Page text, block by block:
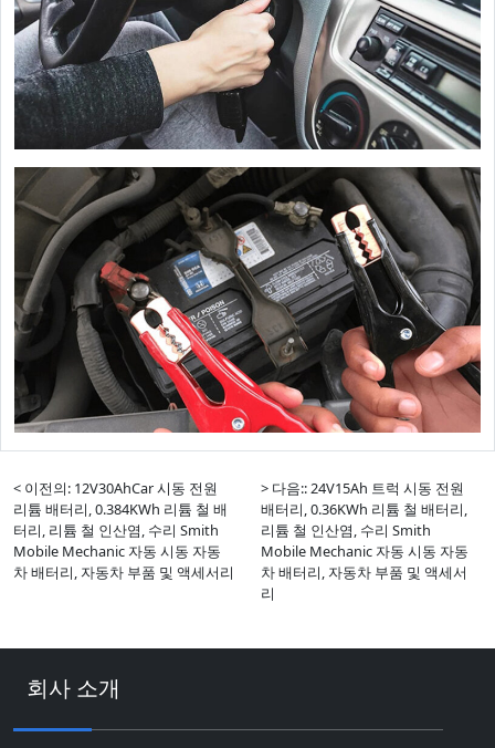
< 이전의: 12V30AhCar 시동 전원
리튬 배터리, 0.384KWh 리튬 철 배
터리, 리튬 철 인산염, 수리 Smith
Mobile Mechanic 자동 시동 자동
차 배터리, 자동차 부품 및 액세서리
> 다음:: 24V15Ah 트럭 시동 전원
배터리, 0.36KWh 리튬 철 배터리,
리튬 철 인산염, 수리 Smith
Mobile Mechanic 자동 시동 자동
차 배터리, 자동차 부품 및 액세서
리
회사 소개